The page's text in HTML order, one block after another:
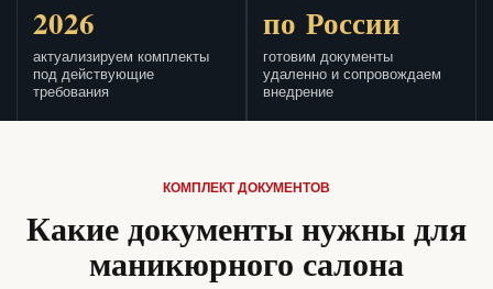
2026
актуализируем комплекты
под действующие
требования
по России
готовим документы
удаленно и сопровождаем
внедрение
КОМПЛЕКТ ДОКУМЕНТОВ
Какие документы нужны для
маникюрного салона